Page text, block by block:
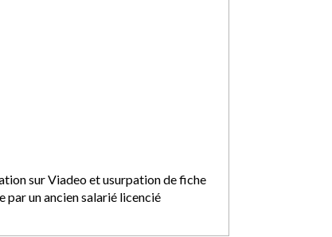
sur Viadeo et usurpation de fiche
par un ancien salarié licencié